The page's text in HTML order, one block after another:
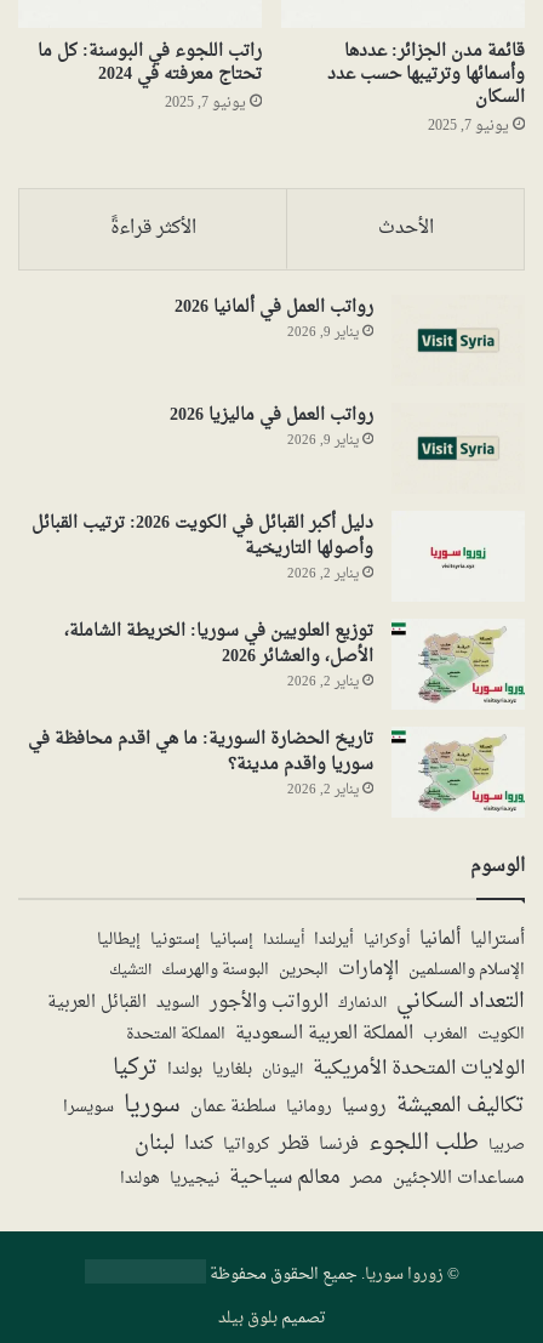
قائمة مدن الجزائر: عددها
وأسمائها وترتيبها حسب عدد
السكان
يونيو 7, 2025
راتب اللجوء في البوسنة: كل ما
تحتاج معرفته في 2024
يونيو 7, 2025
الأحدث الأكثر قراءةً
رواتب العمل في ألمانيا 2026
يناير 9, 2026
رواتب العمل في ماليزيا 2026
يناير 9, 2026
دليل أكبر القبائل في الكويت 2026: ترتيب القبائل
وأصولها التاريخية
يناير 2, 2026
توزيع العلويين في سوريا: الخريطة الشاملة،
الأصل، والعشائر 2026
يناير 2, 2026
تاريخ الحضارة السورية: ما هي اقدم محافظة في
سوريا واقدم مدينة؟
يناير 2, 2026
الوسوم
أستراليا ألمانيا أوكرانيا أيرلندا أيسلندا إسبانيا إستونيا إيطاليا
الإسلام والمسلمين الإمارات البحرين البوسنة والهرسك التشيك
التعداد السكاني الدنمارك الرواتب والأجور السويد القبائل العربية
الكويت المغرب المملكة العربية السعودية المملكة المتحدة
الولايات المتحدة الأمريكية اليونان بلغاريا بولندا تركيا
تكاليف المعيشة روسيا رومانيا سلطنة عمان سوريا سويسرا
صربيا طلب اللجوء فرنسا قطر كرواتيا كندا لبنان
مساعدات اللاجئين مصر معالم سياحية نيجيريا هولندا
©زوروا سوريا. جميع الحقوق محفوظة
تصميمبلوق بيلد